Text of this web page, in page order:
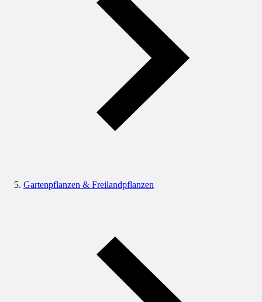
Gartenpflanzen & Freilandpflanzen